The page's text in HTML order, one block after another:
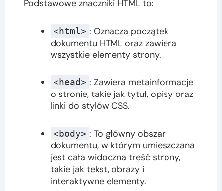
Podstawowe znaczniki HTML to:
<html> : Oznacza początek
dokumentu HTML oraz zawiera
wszystkie elementy strony.
<head> : Zawiera metainformacje
o stronie, takie jak tytuł, opisy oraz
linki do stylów CSS.
<body> : To główny obszar
dokumentu, w którym umieszczana
jest cała widoczna treść strony,
takie jak tekst, obrazy i
interaktywne elementy.